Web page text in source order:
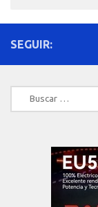
SEGUIR:
Buscar: